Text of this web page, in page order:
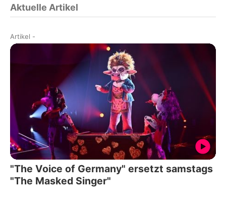
Aktuelle Artikel
Artikel -
"The Voice of Germany" ersetzt samstags
"The Masked Singer"